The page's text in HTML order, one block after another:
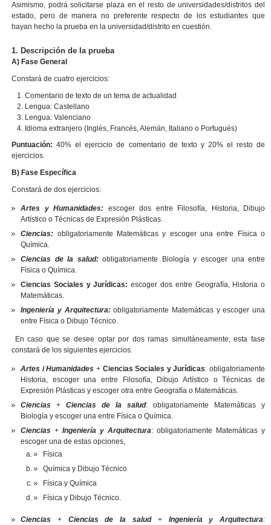
Asimismo, podrá solicitarse plaza en el resto de universidades/distritos del
estado, pero de manera no preferente respecto de los estudiantes que
hayan hecho la prueba en la universidad/distrito en cuestión.
1. Descripción de la prueba
A) Fase General
Constará de cuatro ejercicios:
Comentario de texto de un tema de actualidad
Lengua: Castellano
Lengua: Valenciano
Idioma extranjero (Inglés, Francés, Alemán, Italiano o Portugués)
Puntuación: 40% el ejercicio de comentario de texto y 20% el resto de
ejercicios.
B) Fase Específica
Constará de dos ejercicios:
Artes y Humanidades: escoger dos entre Filosofía, Historia, Dibujo
Artístico o Técnicas de Expresión Plásticas.
Ciencias: obligatoriamente Matemáticas y escoger una entre Física o
Química.
Ciencias de la salud:obligatoriamente Biología y escoger una entre
Física o Química.
Ciencias Sociales y Jurídicas: escoger dos entre Geografía, Historia o
Matemáticas.
Ingeniería y Arquitectura: obligatoriamente Matemáticas y escoger una
entre Física o Dibujo Técnico.
En caso que se desee optar por dos ramas simultáneamente, esta fase
constará de los siguientes ejercicios.
Artes i Humanidades + Ciencias Sociales y Jurídicas: obligatoriamente
Historia, escoger una entre Filosofía, Dibujo Artístico o Técnicas de
Expresión Plásticas y escoger otra entre Geografía o Matemáticas.
Ciencias +Ciencias de la salud: obligatoriamente Matemáticas y
Biología y escoger una entre Física o Química.
Ciencias +Ingeniería y Arquitectura: obligatoriamente Matemáticas y
escoger una de estas opciones,
Física
Química y Dibujo Técnico
Física y Química
Física y Dibujo Técnico.
Ciencias + Ciencias de la salud+ Ingeniería y Arquitectura: